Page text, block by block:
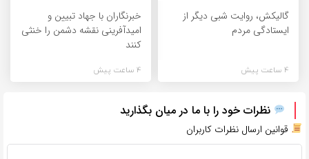
گالیکش، روایت شبی دیگر از
ایستادگی مردم
4 ساعت پیش
خبرنگاران با جهاد تبیین و
امیدآفرینی نقشه دشمن را خنثی
کنند
4 ساعت پیش
نظرات خود را با ما در میان بگذارید
قوانین ارسال نظرات کاربران